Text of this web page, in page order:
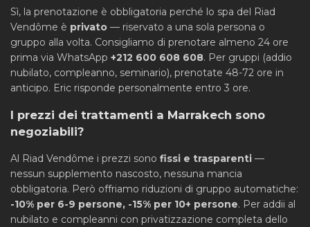
Sì, la prenotazione è obbligatoria perché lo spa del Riad
Vendôme è privato — riservato a una sola persona o
gruppo alla volta. Consigliamo di prenotare almeno 24 ore
prima via WhatsApp +212 600 608 608. Per gruppi (addio
nubilato, compleanno, seminario), prenotate 48-72 ore in
anticipo. Eric risponde personalmente entro 3 ore.
I prezzi dei trattamenti a Marrakech sono
negoziabili?
Al Riad Vendôme i prezzi sono fissi e trasparenti —
nessun supplemento nascosto, nessuna mancia
obbligatoria. Però offriamo riduzioni di gruppo automatiche:
-10% per 6-9 persone, -15% per 10+ persone. Per addii al
nubilato e compleanni con privatizzazione completa dello